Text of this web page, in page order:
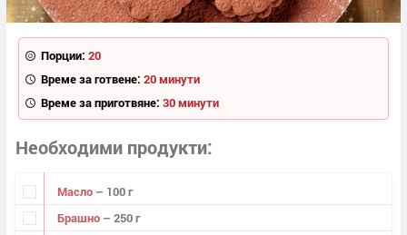
Порции: 20
Време за готвене: 20 минути
Време за приготвяне: 30 минути
Необходими продукти
Масло – 100 г
Брашно – 250 г